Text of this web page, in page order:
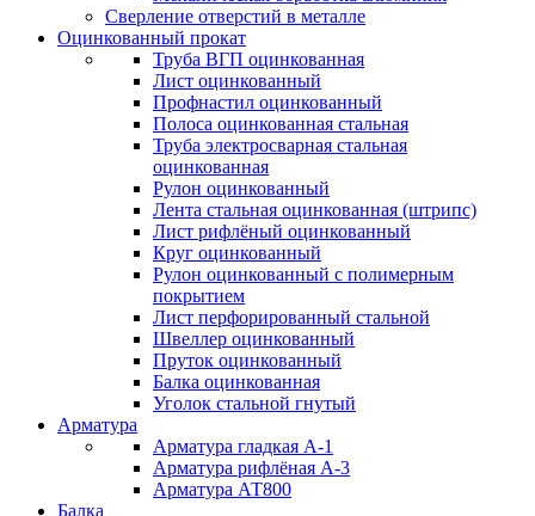
Сверление отверстий в металле
Оцинкованный прокат
Труба ВГП оцинкованная
Лист оцинкованный
Профнастил оцинкованный
Полоса оцинкованная стальная
Труба электросварная стальная
оцинкованная
Рулон оцинкованный
Лента стальная оцинкованная (штрипс)
Лист рифлёный оцинкованный
Круг оцинкованный
Рулон оцинкованный с полимерным
покрытием
Лист перфорированный стальной
Швеллер оцинкованный
Пруток оцинкованный
Балка оцинкованная
Уголок стальной гнутый
Арматура
Арматура гладкая А-1
Арматура рифлёная А-3
Арматура АТ800
Балка